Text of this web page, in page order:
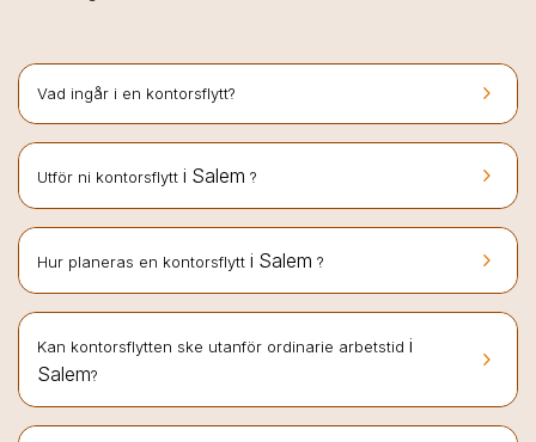
keyboard_arrow_right
Vad ingår i en kontorsflytt?
keyboard_arrow_right
Utför ni kontorsflytt i Salem ?
keyboard_arrow_right
Hur planeras en kontorsflytt i Salem ?
keyboard_arrow_right
Kan kontorsflytten ske utanför ordinarie arbetstid i
Salem?